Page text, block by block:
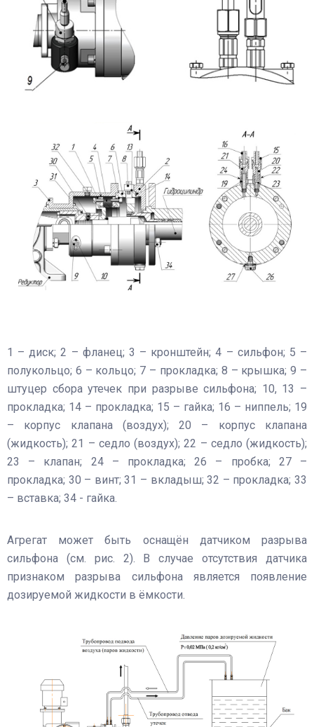
1 – диск; 2 – фланец; 3 – кронштейн; 4 – сильфон; 5 –
полукольцо; 6 – кольцо; 7 – прокладка; 8 – крышка; 9 –
штуцер сбора утечек при разрыве сильфона; 10, 13 –
прокладка; 14 – прокладка; 15 – гайка; 16 – ниппель; 19
– корпус клапана (воздух); 20 – корпус клапана
(жидкость); 21 – седло (воздух); 22 – седло (жидкость);
23 – клапан; 24 – прокладка; 26 – пробка; 27 –
прокладка; 30 – винт; 31 – вкладыш; 32 – прокладка; 33
– вставка; 34 - гайка.
Агрегат может быть оснащён датчиком разрыва
сильфона (см. рис. 2). В случае отсутствия датчика
признаком разрыва сильфона является появление
дозируемой жидкости в ёмкости.